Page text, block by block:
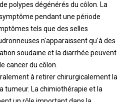
polypes dégénérés du côlon. La
pendant une période
tels que des selles
n'apparaissent qu'à des
soudaine et la diarrhée peuvent
cancer du côlon.
à retirer chirurgicalement la
tumeur. La chimiothérapie et la